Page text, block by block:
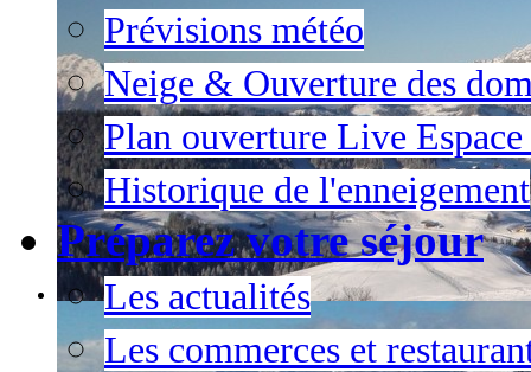
Prévisions météo
Neige & Ouverture des
Plan ouverture Live
Historique de l'enneigement
Préparez votre séjour
Les actualités
Les commerces et